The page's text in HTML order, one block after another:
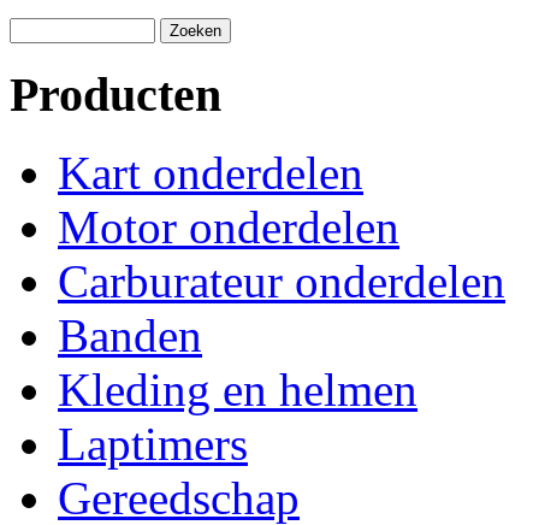
Producten
Kart onderdelen
Motor onderdelen
Carburateur onderdelen
Banden
Kleding en helmen
Laptimers
Gereedschap